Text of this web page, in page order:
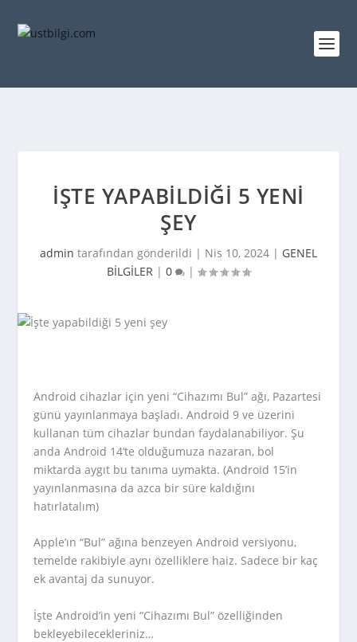
İŞTE YAPABILDIĞI 5 YENI
ŞEY
admin tarafından gönderildi | Nis 10, 2024 | GENEL
BİLGİLER | 0 |
Android cihazlar için yeni “Cihazımı Bul” ağı, Pazartesi
günü yayınlanmaya başladı. Android 9 ve üzerini
kullanan tüm cihazlar bundan faydalanabiliyor. Şu
anda Android 14’te olduğumuza nazaran, bol
miktarda aygıt bu tanıma uymakta. (Android 15’in
yayınlanmasına da azca bir süre kaldığını
hatırlatalım)
Apple’ın “Bul” ağına benzeyen Android versiyonu,
temelde rakibiyle aynı özelliklere haiz. Sadece bir kaç
ek avantaj da sunuyor.
İşte Android’in yeni “Cihazımı Bul” özelliğinden
bekleyebilecekleriniz…